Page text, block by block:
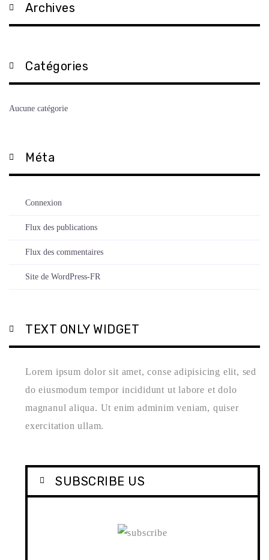
Archives
Catégories
Aucune catégorie
Méta
Connexion
Flux des publications
Flux des commentaires
Site de WordPress-FR
TEXT ONLY WIDGET
Lorem ipsum dolor sit amet, conse adipisicing elit, sed
do eiusmodum tempor incididunt ut labore et dolo
magnanul aliqua. Ut enim adminim veniam, quiser
exercitation ullam.
SUBSCRIBE US